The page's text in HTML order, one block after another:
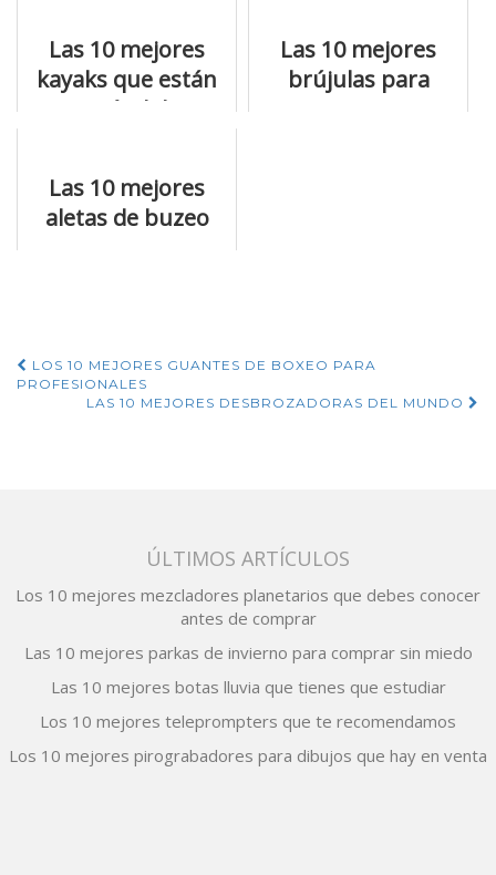
Las 10 mejores
kayaks que están
petándolo
Las 10 mejores
brújulas para
Las 10 mejores
aletas de buzeo
Navegación
LOS 10 MEJORES GUANTES DE BOXEO PARA
PROFESIONALES
LAS 10 MEJORES DESBROZADORAS DEL MUNDO
ÚLTIMOS ARTÍCULOS
Los 10 mejores mezcladores planetarios que debes conocer
antes de comprar
Las 10 mejores parkas de invierno para comprar sin miedo
Las 10 mejores botas lluvia que tienes que estudiar
Los 10 mejores teleprompters que te recomendamos
Los 10 mejores pirograbadores para dibujos que hay en venta